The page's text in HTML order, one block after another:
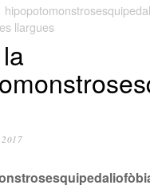
llargues